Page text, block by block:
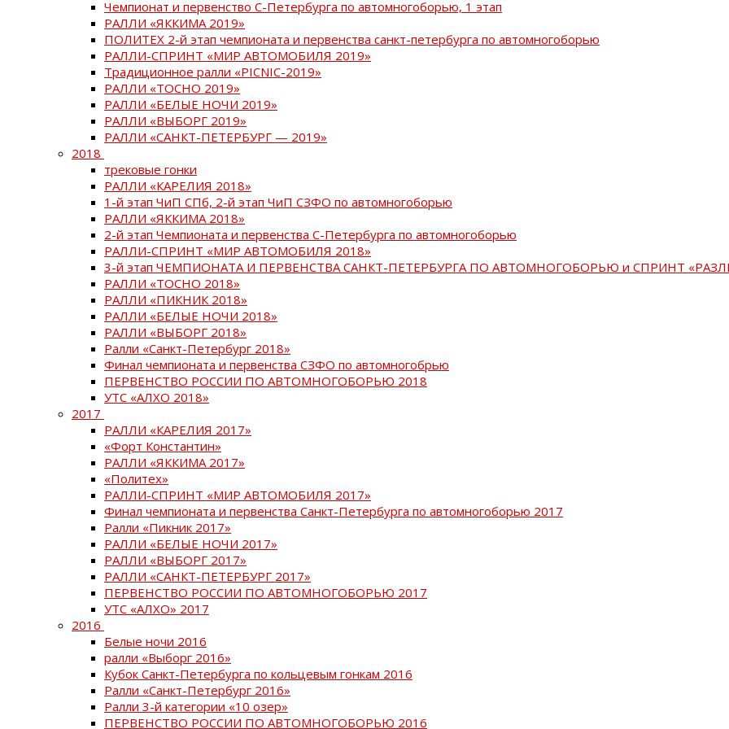
Чемпионат и первенство С-Петербурга по автомногоборью, 1 этап
РАЛЛИ «ЯККИМА 2019»
ПОЛИТЕХ 2-й этап чемпионата и первенства санкт-петербурга по автомногоборью
РАЛЛИ-СПРИНТ «МИР АВТОМОБИЛЯ 2019»
Традиционное ралли «PICNIC-2019»
РАЛЛИ «ТОСНО 2019»
РАЛЛИ «БЕЛЫЕ НОЧИ 2019»
РАЛЛИ «ВЫБОРГ 2019»
РАЛЛИ «САНКТ-ПЕТЕРБУРГ — 2019»
2018
трековые гонки
РАЛЛИ «КАРЕЛИЯ 2018»
1-й этап ЧиП СПб, 2-й этап ЧиП СЗФО по автомногоборью
РАЛЛИ «ЯККИМА 2018»
2-й этап Чемпионата и первенства С-Петербурга по автомногоборью
РАЛЛИ-СПРИНТ «МИР АВТОМОБИЛЯ 2018»
3-й этап ЧЕМПИОНАТА И ПЕРВЕНСТВА САНКТ-ПЕТЕРБУРГА ПО АВТОМНОГОБОРЬЮ и СПРИНТ
РАЛЛИ «ТОСНО 2018»
РАЛЛИ «ПИКНИК 2018»
РАЛЛИ «БЕЛЫЕ НОЧИ 2018»
РАЛЛИ «ВЫБОРГ 2018»
Ралли «Санкт-Петербург 2018»
Финал чемпионата и первенства СЗФО по автомногобрью
ПЕРВЕНСТВО РОССИИ ПО АВТОМНОГОБОРЬЮ 2018
УТС «АЛХО 2018»
2017
РАЛЛИ «КАРЕЛИЯ 2017»
«Форт Константин»
РАЛЛИ «ЯККИМА 2017»
«Политех»
РАЛЛИ-СПРИНТ «МИР АВТОМОБИЛЯ 2017»
Финал чемпионата и первенства Санкт-Петербурга по автомногоборью 2017
Ралли «Пикник 2017»
РАЛЛИ «БЕЛЫЕ НОЧИ 2017»
РАЛЛИ «ВЫБОРГ 2017»
РАЛЛИ «САНКТ-ПЕТЕРБУРГ 2017»
ПЕРВЕНСТВО РОССИИ ПО АВТОМНОГОБОРЬЮ 2017
УТС «АЛХО» 2017
2016
Белые ночи 2016
ралли «Выборг 2016»
Кубок Санкт-Петербурга по кольцевым гонкам 2016
Ралли «Санкт-Петербург 2016»
Ралли 3-й категории «10 озер»
ПЕРВЕНСТВО РОССИИ ПО АВТОМНОГОБОРЬЮ 2016